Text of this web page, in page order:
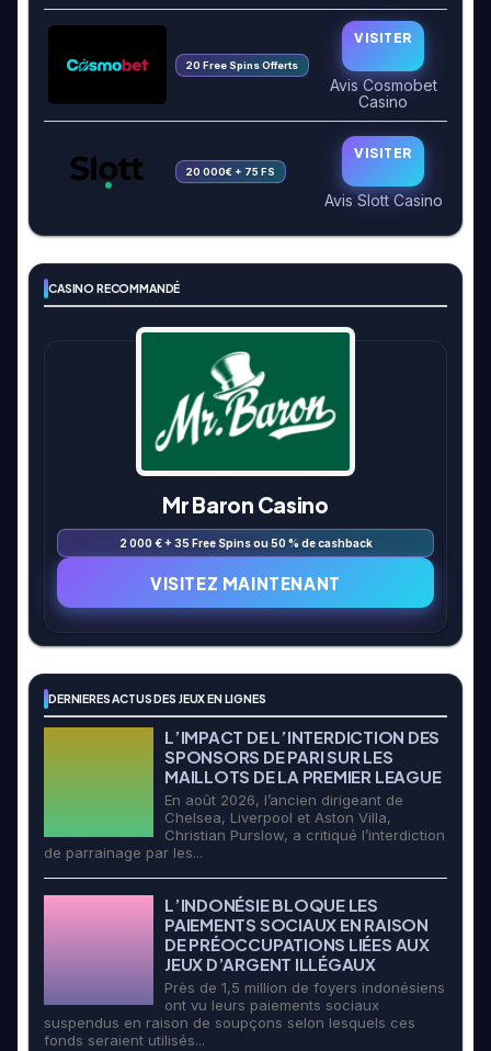
20 Free Spins Offerts
VISITER
Avis Cosmobet
Casino
20 000€ + 75 FS
VISITER
Avis Slott Casino
CASINO RECOMMANDÉ
Mr Baron Casino
2 000 € + 35 Free Spins ou 50 % de cashback
VISITEZ MAINTENANT
DERNIERES ACTUS DES JEUX EN LIGNES
L’IMPACT DE L’INTERDICTION DES
SPONSORS DE PARI SUR LES
MAILLOTS DE LA PREMIER LEAGUE
En août 2026, l’ancien dirigeant de
Chelsea, Liverpool et Aston Villa,
Christian Purslow, a critiqué l’interdiction
de parrainage par les...
L’INDONÉSIE BLOQUE LES
PAIEMENTS SOCIAUX EN RAISON
DE PRÉOCCUPATIONS LIÉES AUX
JEUX D’ARGENT ILLÉGAUX
Près de 1,5 million de foyers indonésiens
ont vu leurs paiements sociaux
suspendus en raison de soupçons selon lesquels ces
fonds seraient utilisés...